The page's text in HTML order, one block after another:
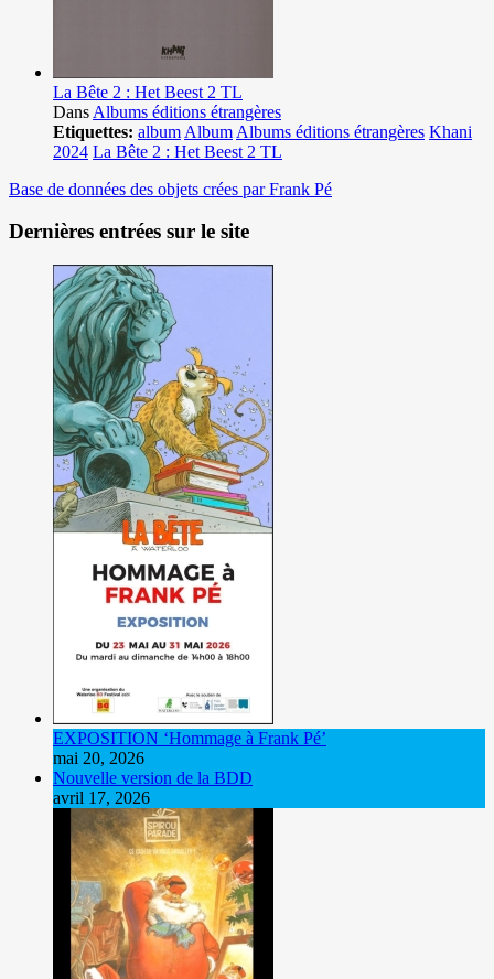
La Bête 2 : Het Beest 2 TL
Dans Albums éditions étrangères
Etiquettes: album Album Albums éditions étrangères Khani
2024 La Bête 2 : Het Beest 2 TL
Base de données des objets crées par Frank Pé
Dernières entrées sur le site
EXPOSITION ‘Hommage à Frank Pé’
mai 20, 2026
Nouvelle version de la BDD
avril 17, 2026